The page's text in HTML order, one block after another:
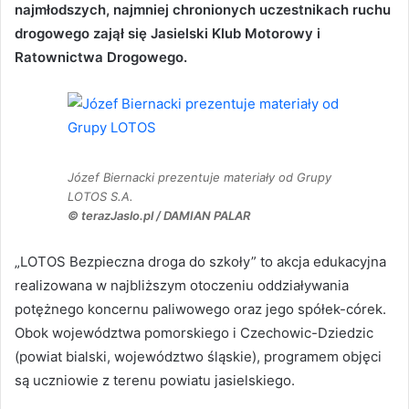
najmłodszych, najmniej chronionych uczestnikach ruchu
drogowego zajął się Jasielski Klub Motorowy i
Ratownictwa Drogowego.
Józef Biernacki prezentuje materiały od Grupy
LOTOS S.A.
© terazJaslo.pl / DAMIAN PALAR
„LOTOS Bezpieczna droga do szkoły” to akcja edukacyjna
realizowana w najbliższym otoczeniu oddziaływania
potężnego koncernu paliwowego oraz jego spółek-córek.
Obok województwa pomorskiego i Czechowic-Dziedzic
(powiat bialski, województwo śląskie), programem objęci
są uczniowie z terenu powiatu jasielskiego.